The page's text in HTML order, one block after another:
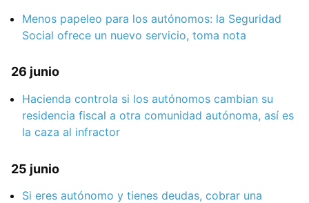
Menos papeleo para los autónomos: la Seguridad
Social ofrece un nuevo servicio, toma nota
26 junio
Hacienda controla si los autónomos cambian su
residencia fiscal a otra comunidad autónoma, así es
la caza al infractor
25 junio
Si eres autónomo y tienes deudas, cobrar una